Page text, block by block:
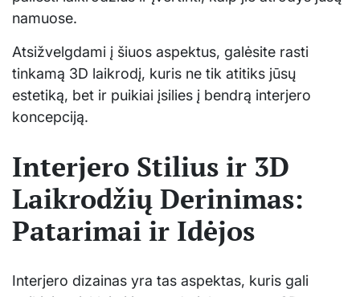
namuose.
Atsižvelgdami į šiuos aspektus, galėsite rasti
tinkamą 3D laikrodį, kuris ne tik atitiks jūsų
estetiką, bet ir puikiai įsilies į bendrą interjero
koncepciją.
Interjero Stilius ir 3D
Laikrodžių Derinimas:
Patarimai ir Idėjos
Interjero dizainas yra tas aspektas, kuris gali